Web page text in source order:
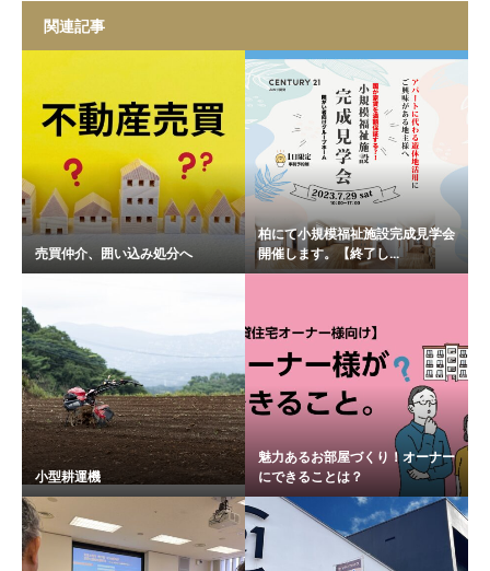
関連記事
売買仲介、囲い込み処分へ
柏にて小規模福祉施設完成見学会
開催します。【終了し...
小型耕運機
魅力あるお部屋づくり！オーナー
にできることは？